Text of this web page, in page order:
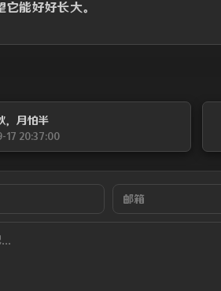
它能好好长大。
，月怕半
17 20:37:00